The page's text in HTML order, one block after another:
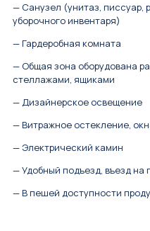
— Санузел (унитаз, писсуар,
уборочного инвентаря)
— Гардеробная комната
— Общая зона оборудована
стеллажами, ящиками
— Дизайнерское освещение
— Витражное остекление,
— Электрический камин
— Удобный подъезд, въезд на
— В пешей доступности